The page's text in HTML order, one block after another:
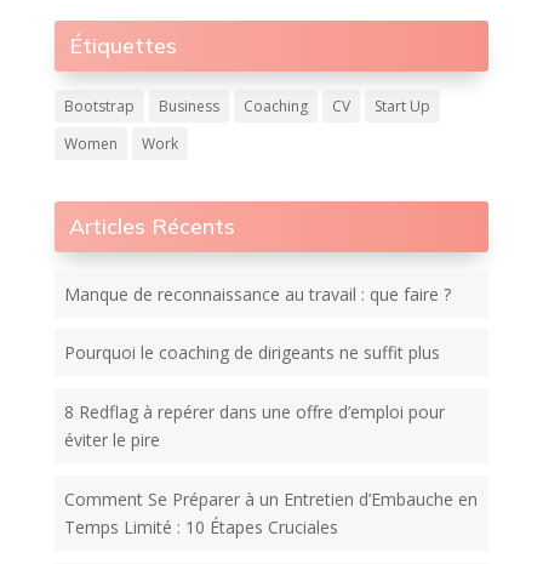
Étiquettes
Bootstrap Business Coaching CV
Start Up
Women
Work
Articles Récents
Manque de reconnaissance au travail : que faire ?
Pourquoi le coaching de dirigeants ne suffit plus
8 Redflag à repérer dans une offre d’emploi pour
éviter le pire
Comment Se Préparer à un Entretien d’Embauche en
Temps Limité : 10 Étapes Cruciales